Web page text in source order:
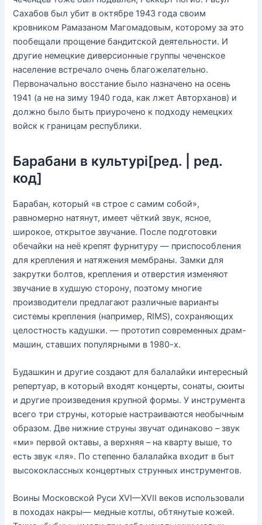
Сахабов был убит в октябре 1943 года своим
кровником Рамазаном Магомадовым, которому за это
пообещали прощение бандитской деятельности. И
другие немецкие диверсионные группы чеченское
население встречало очень благожелательно.
Первоначально восстание было назначено на осень
1941 (а не на зиму 1940 года, как лжет Авторханов) и
должно было быть приурочено к подходу немецких
войск к границам республики.
Барабани в культурі[ред. | ред.
код]
Барабан, который «в строе с самим собой»,
равномерно натянут, имеет чёткий звук, ясное,
широкое, открытое звучание. После подготовки
обечайки на неё крепят фурнитуру — приспособления
для крепления и натяжения мембраны. Замки для
закрутки болтов, крепления и отверстия изменяют
звучание в худшую сторону, поэтому многие
производители предлагают различные варианты
системы крепления (например, RIMS), сохраняющих
целостность кадушки. — прототип современных драм-
машин, ставших популярными в 1980-х.
Будашкин и другие создают для балалайки интересный
репертуар, в который входят концерты, сонаты, сюиты
и другие произведения крупной формы. У инструмента
всего три струны, которые настраиваются необычным
образом. Две нижние струны звучат одинаково – звук
«ми» первой октавы, а верхняя – на кварту выше, то
есть звук «ля». По степенно балалайка входит в быт
высококлассных концертных струнных инструментов.
Воины Московской Руси XVI—XVII веков использовали
в походах накры— медные котлы, обтянутые кожей.